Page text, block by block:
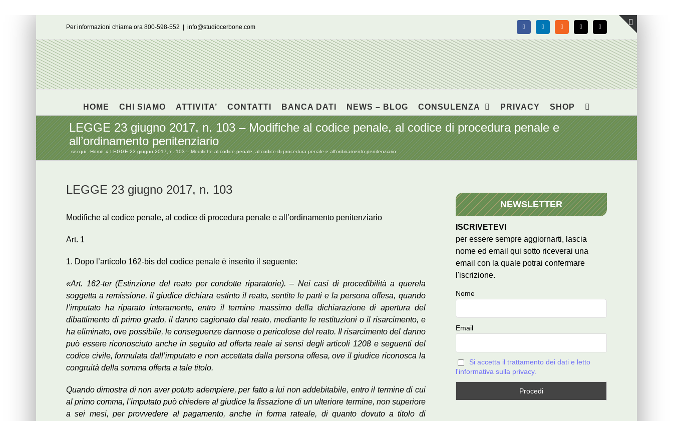
Per informazioni chiama ora 800-598-552 info@studiocerbone.com FacebookLinkedIn Rss X Email
HOME CHI SIAMO ATTIVITA’ CONTATTI BANCA DATI NEWS – BLOG CONSULENZA PRIVACY SHOP
LEGGE 23 giugno 2017, n. 103 – Modifiche al codice penale, al codice di procedura penale e
all’ordinamento penitenziario
sei qui: Home LEGGE 23 giugno 2017, n. 103 – Modifiche al codice penale, al codice di procedura penale e all’ordinamento penitenziario
LEGGE 23 giugno 2017, n. 103
Modifiche al codice penale, al codice di procedura penale e all’ordinamento penitenziario
Art. 1
1. Dopo l’articolo 162-bis del codice penale è inserito il seguente:
«Art. 162-ter (Estinzione del reato per condotte riparatorie). – Nei casi di procedibilità a querela
soggetta a remissione, il giudice dichiara estinto il reato, sentite le parti e la persona offesa, quando
l’imputato ha riparato interamente, entro il termine massimo della dichiarazione di apertura del
dibattimento di primo grado, il danno cagionato dal reato, mediante le restituzioni o il risarcimento, e
ha eliminato, ove possibile, le conseguenze dannose o pericolose del reato. Il risarcimento del danno
può essere riconosciuto anche in seguito ad offerta reale ai sensi degli articoli 1208 e seguenti del
codice civile, formulata dall’imputato e non accettata dalla persona offesa, ove il giudice riconosca la
congruità della somma offerta a tale titolo.
Quando dimostra di non aver potuto adempiere, per fatto a lui non addebitabile, entro il termine di cui
al primo comma, l’imputato può chiedere al giudice la fissazione di un ulteriore termine, non superiore
a sei mesi, per provvedere al pagamento, anche in forma rateale, di quanto dovuto a titolo di
NEWSLETTER
ISCRIVETEVI
per essere sempre aggiornarti, lascia
nome ed email qui sotto riceverai una
email con la quale potrai confermare
l'iscrizione.
Nome
Email
Si accetta il trattamento dei dati e letto
l'informativa sulla privacy.
Toggle
area
barra
scorrevole